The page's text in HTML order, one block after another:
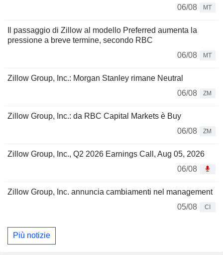
06/08
MT
Il passaggio di Zillow al modello Preferred aumenta la
pressione a breve termine, secondo RBC
06/08
MT
Zillow Group, Inc.: Morgan Stanley rimane Neutral
06/08
ZM
Zillow Group, Inc.: da RBC Capital Markets è Buy
06/08
ZM
Zillow Group, Inc., Q2 2026 Earnings Call, Aug 05, 2026
06/08
Zillow Group, Inc. annuncia cambiamenti nel management
05/08
CI
Più notizie